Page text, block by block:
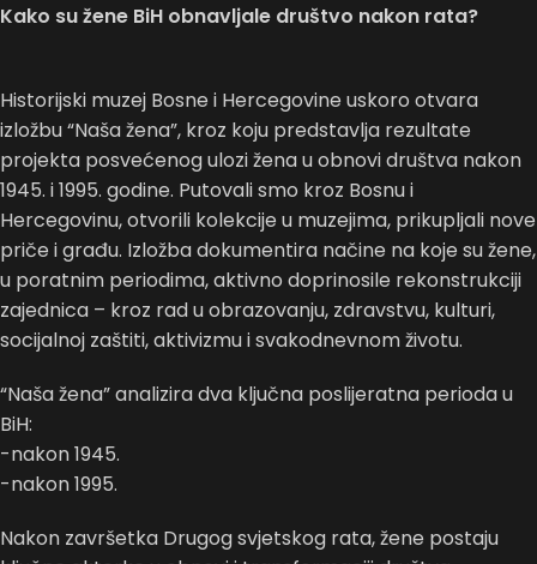
Kako su žene BiH obnavljale društvo nakon rata?
Historijski muzej Bosne i Hercegovine uskoro otvara
izložbu “Naša žena”, kroz koju predstavlja rezultate
projekta posvećenog ulozi žena u obnovi društva nakon
1945. i 1995. godine. Putovali smo kroz Bosnu i
Hercegovinu, otvorili kolekcije u muzejima, prikupljali nove
priče i građu. Izložba dokumentira načine na koje su žene,
u poratnim periodima, aktivno doprinosile rekonstrukciji
zajednica – kroz rad u obrazovanju, zdravstvu, kulturi,
socijalnoj zaštiti, aktivizmu i svakodnevnom životu.
“Naša žena” analizira dva ključna poslijeratna perioda u
BiH:
-nakon 1945.
-nakon 1995.
Nakon završetka Drugog svjetskog rata, žene postaju